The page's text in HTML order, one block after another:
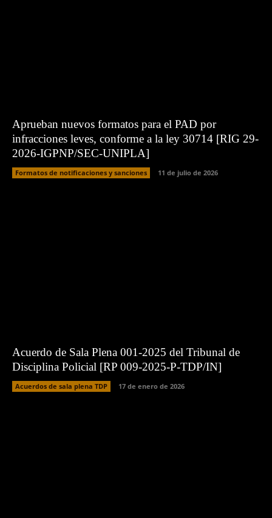
Aprueban nuevos formatos para el PAD por
infracciones leves, conforme a la ley 30714 [RIG 29-
2026-IGPNP/SEC-UNIPLA]
Formatos de notificaciones y sanciones 11 de julio de 2026
Acuerdo de Sala Plena 001-2025 del Tribunal de
Disciplina Policial [RP 009-2025-P-TDP/IN]
Acuerdos de sala plena TDP 17 de enero de 2026